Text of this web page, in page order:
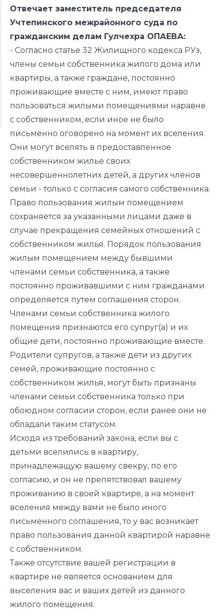
Отвечает заместитель председателя
Учтепинского межрайонного суда по
гражданским делам Гулчехра ОПАЕВА:
- Согласно статье 32 Жилищного кодекса РУз,
члены семьи собственника жилого дома или
квартиры, а также граждане, постоянно
проживающие вместе с ним, имеют право
пользоваться жилыми помещениями наравне
с собственником, если иное не было
письменно оговорено на момент их вселения.
Они могут вселять в предоставленное
собственником жилье своих
несовершеннолетних детей, а других членов
семьи - только с согласия самого собственника.
Право пользования жилым помещением
сохраняется за указанными лицами даже в
случае прекращения семейных отношений с
собственником жилья. Порядок пользования
жилым помещением между бывшими
членами семьи собственника, а также
постоянно проживавшими с ним гражданами
определяется путем соглашения сторон.
Членами семьи собственника жилого
помещения признаются его супруг(а) и их
общие дети, постоянно проживающие вместе.
Родители супругов, а также дети из других
семей, проживающие постоянно с
собственником жилья, могут быть признаны
членами семьи собственника только при
обоюдном согласии сторон, если ранее они не
обладали таким статусом.
Исходя из требований закона, если вы с
детьми вселились в квартиру,
принадлежащую вашему свекру, по его
согласию, и он не препятствовал вашему
проживанию в своей квартире, а на момент
вселения между вами не было иного
письменного соглашения, то у вас возникает
право пользования данной квартирой наравне
с собственником.
Также отсутствие вашей регистрации в
квартире не является основанием для
выселения вас и ваших детей из данного
жилого помещения.